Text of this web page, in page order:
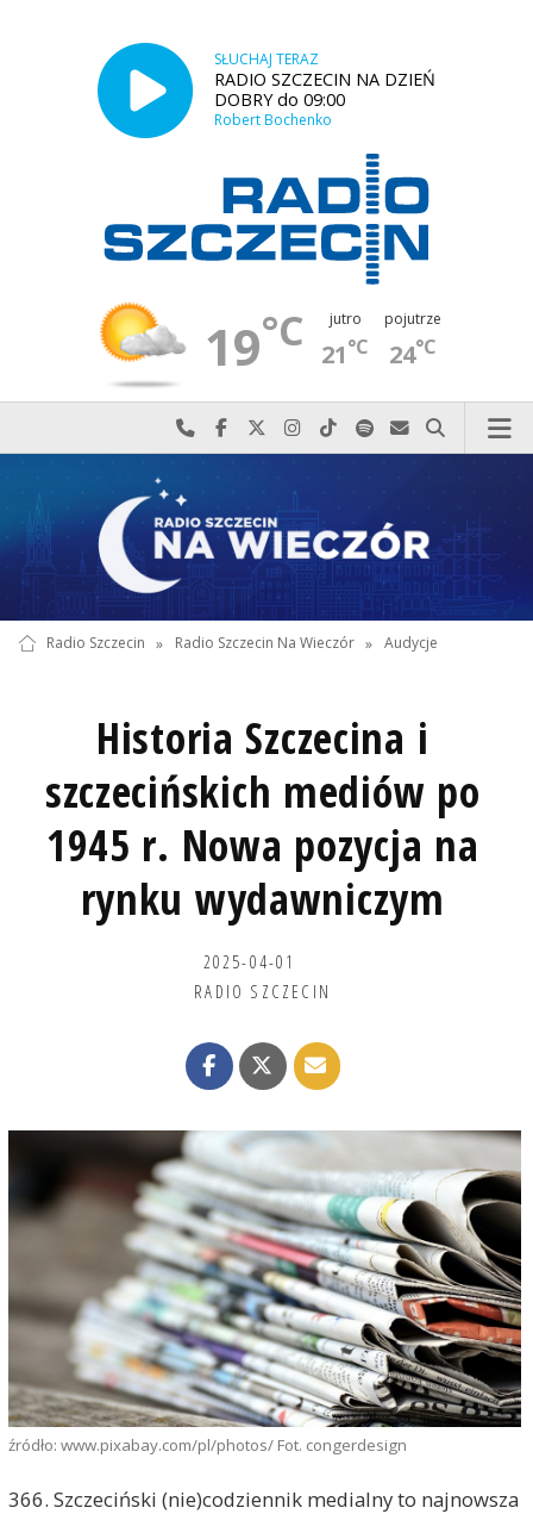
SŁUCHAJ TERAZ
RADIO SZCZECIN NA DZIEŃ
DOBRY do 09:00
Robert Bochenko
19°C jutro
21°C
pojutrze
24°C
Najlepiej po prostu do nas zadzwoń
Odwiedź nas na Facebook-u
Odwiedź nas na X
Odwiedź nas na Instagram-ie
Odwiedź nas na TikTok-u
Szukaj nas na Spotify
Wyślij do nas
Szukaj
Radio Szczecin » Radio Szczecin Na Wieczór » Audycje
Historia Szczecina i
szczecińskich mediów po
1945 r. Nowa pozycja na
rynku wydawniczym
2025-04-01
RADIO SZCZECIN
źródło: www.pixabay.com/pl/photos/ Fot. congerdesign
366. Szczeciński (nie)codziennik medialny to najnowsza